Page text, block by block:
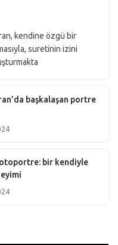
kendine özgü bir
suretinin izini
başkalaşan portre
bir kendiyle